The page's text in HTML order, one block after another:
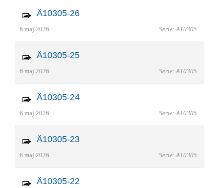
Ä10305-26
6 maj 2026 Serie: Ä10305
Ä10305-25
6 maj 2026 Serie: Ä10305
Ä10305-24
6 maj 2026 Serie: Ä10305
Ä10305-23
6 maj 2026 Serie: Ä10305
Ä10305-22